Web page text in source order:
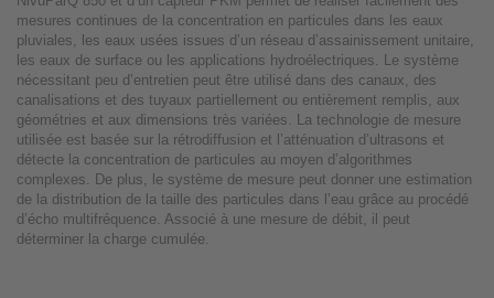
mesures continues de la concentration en particules dans les eaux
pluviales, les eaux usées issues d’un réseau d’assainissement unitaire,
les eaux de surface ou les applications hydroélectriques. Le système
nécessitant peu d’entretien peut être utilisé dans des canaux, des
canalisations et des tuyaux partiellement ou entièrement remplis, aux
géométries et aux dimensions très variées. La technologie de mesure
utilisée est basée sur la rétrodiffusion et l’atténuation d’ultrasons et
détecte la concentration de particules au moyen d’algorithmes
complexes. De plus, le système de mesure peut donner une estimation
de la distribution de la taille des particules dans l’eau grâce au procédé
d’écho multifréquence. Associé à une mesure de débit, il peut
déterminer la charge cumulée.